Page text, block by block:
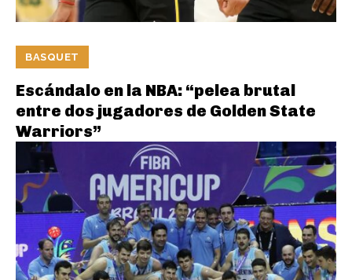
BASQUET
Escándalo en la NBA: “pelea brutal
entre dos jugadores de Golden State
Warriors”